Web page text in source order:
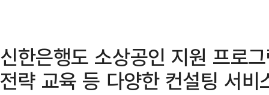
신한은행도 소상공인 지원 프로
전략 교육 등 다양한 컨설팅 서비